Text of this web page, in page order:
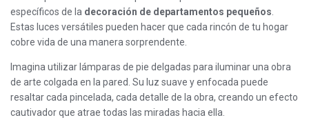
específicos de la decoración de departamentos pequeños
Estas luces versátiles pueden hacer que cada rincón de tu hogar
cobre vida de una manera sorprendente.
Imagina utilizar lámparas de pie delgadas para iluminar una obra
de arte colgada en la pared. Su luz suave y enfocada puede
resaltar cada pincelada, cada detalle de la obra, creando un efecto
cautivador que atrae todas las miradas hacia ella.